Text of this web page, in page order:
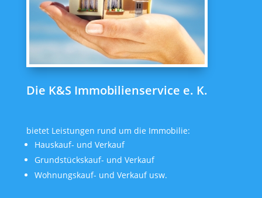
Die K&S Immobilienservice e. K.
bietet Leistungen rund um die Immobilie:
Hauskauf- und Verkauf
Grundstückskauf- und Verkauf
Wohnungskauf- und Verkauf usw.